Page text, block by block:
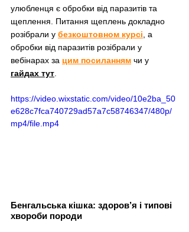
улюбленця є обробки від паразитів та
щеплення. Питання щеплень докладно
розібрали у безкоштовном курсі а
обробки від паразитів розібрали у
вебінарах за цим посиланням чи у
гайдах тут
https://video.wixstatic.com/video/10e2ba_50
e628c7fca740729ad57a7c58746347/480p/
mp4/file.mp4
Бенгальська кішка: здоров’я і типові
хвороби породи